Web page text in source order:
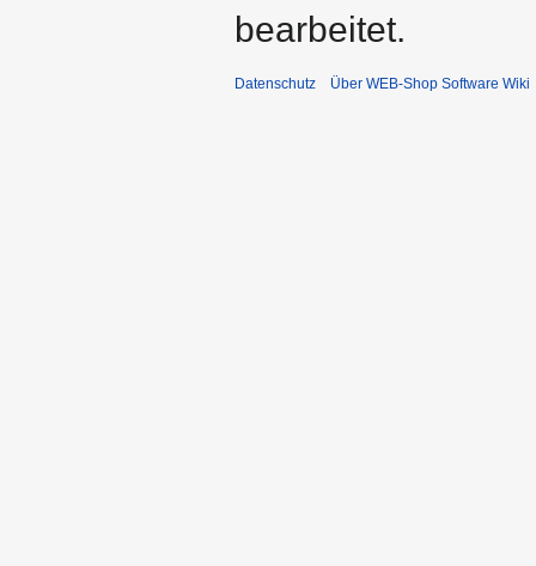
bearbeitet.
Datenschutz Über WEB-Shop Software Wiki